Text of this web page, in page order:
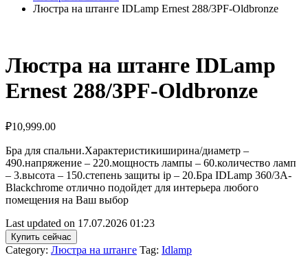
Люстра на штанге IDLamp Ernest 288/3PF-Oldbronze
Люстра на штанге IDLamp
Ernest 288/3PF-Oldbronze
₽10,999.00
Бра для спальни.Характеристикиширина/диаметр –
490.напряжение – 220.мощность лампы – 60.количество ламп
– 3.высота – 150.степень защиты ip – 20.Бра IDLamp 360/3A-
Blackchrome отлично подойдет для интерьера любого
помещения на Ваш выбор
Last updated on 17.07.2026 01:23
Купить сейчас
Category: Люстра на штанге Tag: Idlamp